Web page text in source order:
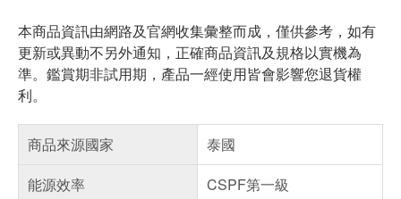
本商品資訊由網路及官網收集彙整而成，僅供參考，如有
更新或異動不另外通知，正確商品資訊及規格以實機為
準。鑑賞期非試用期，產品一經使用皆會影響您退貨權
利。
商品來源國家
泰國
能源效率
CSPF第一級